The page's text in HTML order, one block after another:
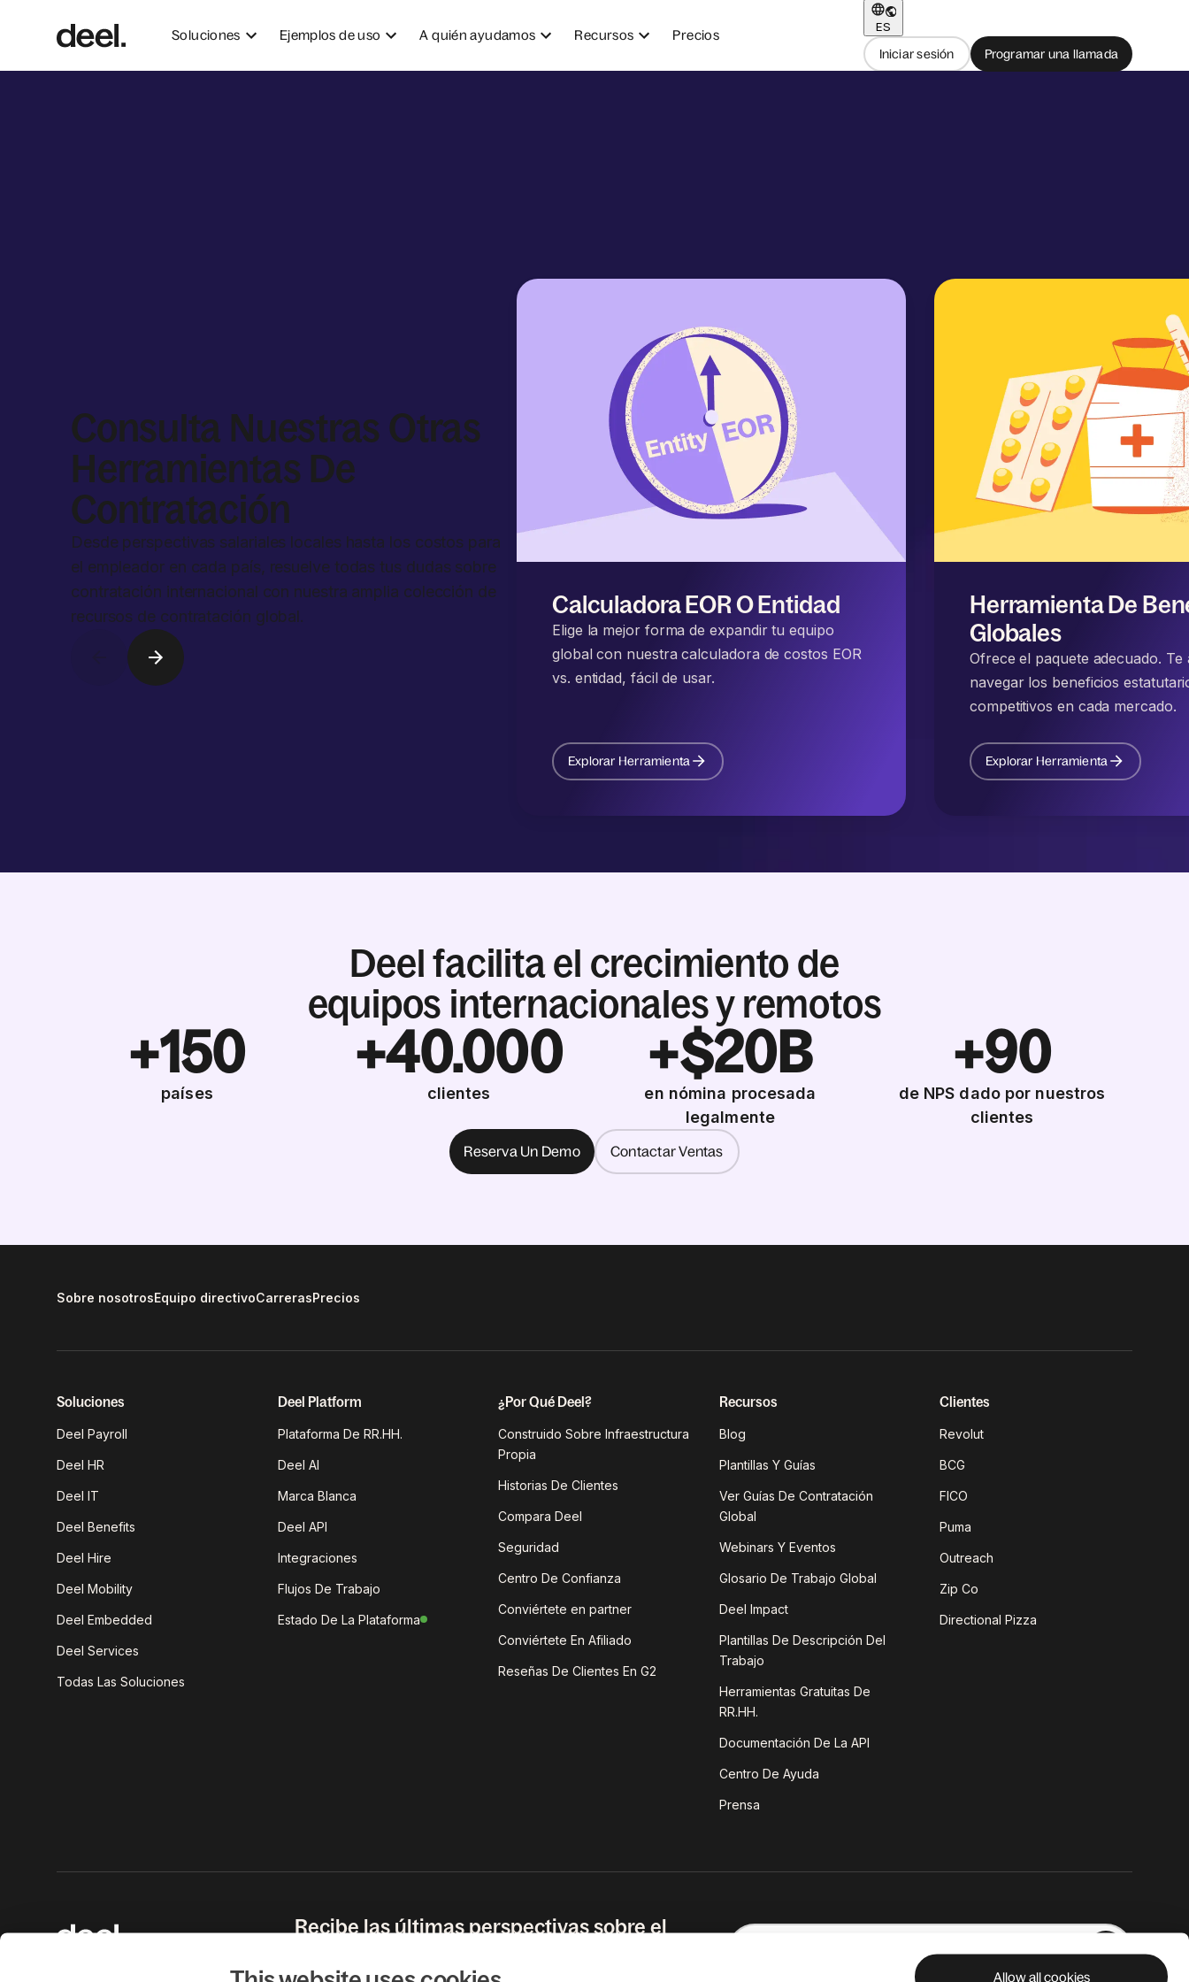
Allow all cookies
Soluciones Ejemplos de uso A quién ayudamos Recursos Precios
ES
Iniciar sesión
Programar una llamada
Consulta Nuestras Otras
Herramientas De
Contratación
Desde perspectivas salariales locales hasta los costos para
el empleador en cada país, resuelve todas tus dudas sobre
contratación internacional con nuestra amplia colección de
recursos de contratación global.
Calculadora EOR O Entidad
Elige la mejor forma de expandir tu equipo
global con nuestra calculadora de costos EOR
vs. entidad, fácil de usar.
Explorar Herramienta
Herramienta De
Globales
Ofrece el paquete adecuado. Te
navegar los beneficios
competitivos en cada mercado.
Explorar Herramienta
Deel facilita el crecimiento de
equipos internacionales y remotos
+150
países
+40.000
clientes
+$20B
en nómina procesada
legalmente
+90
de NPS dado por nuestros
clientes
Reserva Un Demo Contactar Ventas
Sobre nosotrosEquipo directivoCarrerasPrecios
Soluciones
Deel Payroll
Deel HR
Deel IT
Deel Benefits
Deel Hire
Deel Mobility
Deel Embedded
Deel Services
Todas Las Soluciones
Deel Platform
Plataforma De RR.HH.
Deel AI
Marca Blanca
Deel API
Integraciones
Flujos De Trabajo
Estado De La Plataforma
¿Por Qué Deel?
Construido Sobre Infraestructura
Propia
Historias De Clientes
Compara Deel
Seguridad
Centro De Confianza
Conviértete en partner
Conviértete En Afiliado
Reseñas De Clientes En G2
Recursos
Blog
Plantillas Y Guías
Ver Guías De Contratación
Global
Webinars Y Eventos
Glosario De Trabajo Global
Deel Impact
Plantillas De Descripción Del
Trabajo
Herramientas Gratuitas De
RR.HH.
Documentación De La API
Centro De Ayuda
Prensa
Clientes
Revolut
BCG
FICO
Puma
Outreach
Zip Co
Directional Pizza
Recibe las últimas perspectivas sobre el
bandeja de entrada.